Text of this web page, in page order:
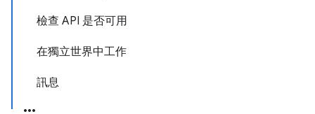
檢查 API 是否可用
在獨立世界中工作
訊息